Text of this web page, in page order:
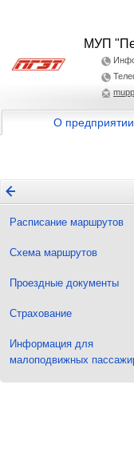
МУП
О предприятии
Расписание маршрутов
Схема маршрутов
Проездные документы
Страхование
Информация для
малоподвижных